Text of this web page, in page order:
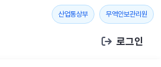
산업통상부새 창 열기무역안보관리원 새
로그인